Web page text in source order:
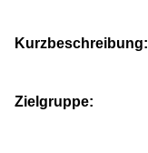
Kurzbeschreibung:
Zielgruppe: